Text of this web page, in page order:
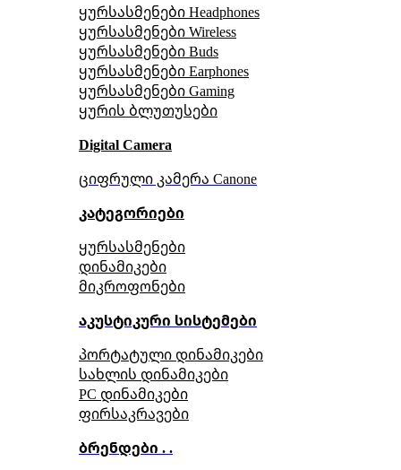
ყურსასმენები Headphones
ყურსასმენები Wireless
ყურსასმენები Buds
ყურსასმენები Earphones
ყურსასმენები Gaming
ყურის ბლუთუსები
Digital Camera
ციფრული კამერა Сanone
კატეგორიები
ყურსასმენები
დინამიკები
მიკროფონები
აკუსტიკური სისტემები
პორტატული დინამიკები
სახლის დინამიკები
PC დინამიკები
ფირსაკრავები
ბრენდები . .